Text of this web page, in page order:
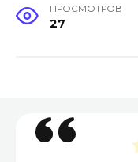
ПРОСМОТРОВ
27